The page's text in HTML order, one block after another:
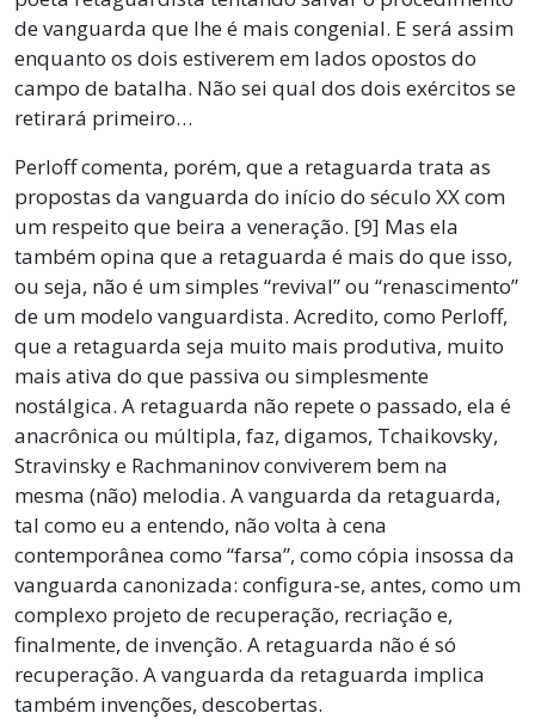
de vanguarda que lhe é mais congenial. E será assim
enquanto os dois estiverem em lados opostos do
campo de batalha. Não sei qual dos dois exércitos se
retirará primeiro…
Perloff comenta, porém, que a retaguarda trata as
propostas da vanguarda do início do século XX com
um respeito que beira a veneração. [9] Mas ela
também opina que a retaguarda é mais do que isso,
ou seja, não é um simples “revival” ou “renascimento”
de um modelo vanguardista. Acredito, como Perloff,
que a retaguarda seja muito mais produtiva, muito
mais ativa do que passiva ou simplesmente
nostálgica. A retaguarda não repete o passado, ela é
anacrônica ou múltipla, faz, digamos, Tchaikovsky,
Stravinsky e Rachmaninov conviverem bem na
mesma (não) melodia. A vanguarda da retaguarda,
tal como eu a entendo, não volta à cena
contemporânea como “farsa”, como cópia insossa da
vanguarda canonizada: configura-se, antes, como um
complexo projeto de recuperação, recriação e,
finalmente, de invenção. A retaguarda não é só
recuperação. A vanguarda da retaguarda implica
também invenções, descobertas.